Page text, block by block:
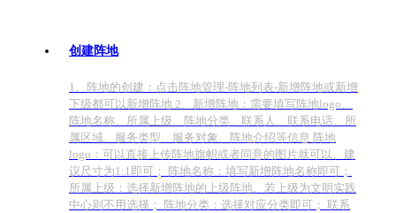
创建阵地
1、阵地的创建：点击阵地管理-阵地列表-新增阵地或新增
下级都可以新增阵地 2、新增阵地：需要填写阵地logo、
阵地名称、所属上级、阵地分类、联系人、联系电话、所
属区域、服务类型、服务对象、阵地介绍等信息 阵地
logo：可以直接上传阵地旗帜或者同意的图片就可以、建
议尺寸为1:1即可； 阵地名称：填写新增阵地名称即可；
所属上级：选择新增阵地的上级阵地、若上级为文明实践
中心则不用选择； 阵地分类：选择对应分类即可； 联系